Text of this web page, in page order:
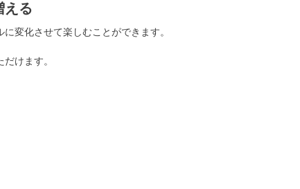
える
変化させて楽しむことができます。
けます。